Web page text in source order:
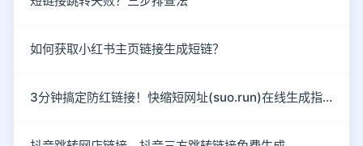
如何获取小红书主页链接生成短链？
3分钟搞定防红链接！快缩短网址(suo.run)在线生成指南